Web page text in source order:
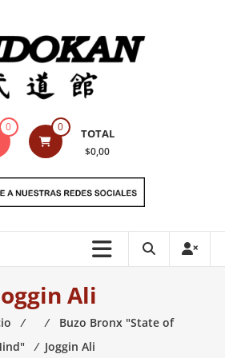
0 0 TOTAL
$0,00
Ali
⁄ ⁄
Buzo Bronx "State of
⁄ Joggin Ali